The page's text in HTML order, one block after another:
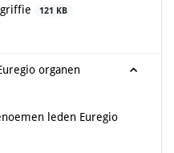
121 KB
organen
leden Euregio